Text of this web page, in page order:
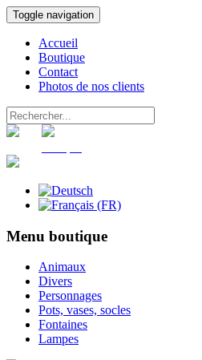
Toggle navigation
Accueil
Boutique
Contact
Photos de nos clients
Menu boutique
Animaux
Divers
Personnages
Pots, vases, socles
Fontaines
Lampes